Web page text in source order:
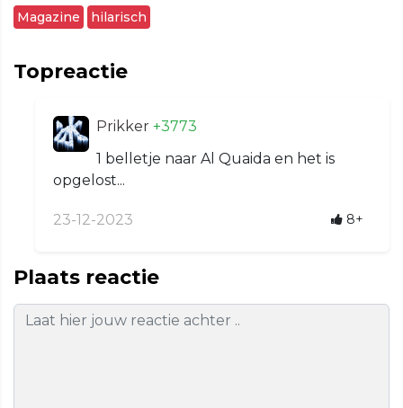
Magazine hilarisch
Topreactie
Prikker +3773
1 belletje naar Al Quaida en het is
opgelost...
23-12-2023 8+
Plaats reactie